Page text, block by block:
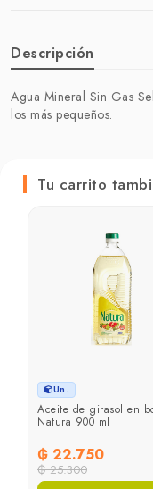
Descripción
Agua Mineral Sin Gas
los más pequeños.
Tu carrito
Un.
Aceite de girasol en
Natura 900 ml
₲ 22.750
₲ 25.300